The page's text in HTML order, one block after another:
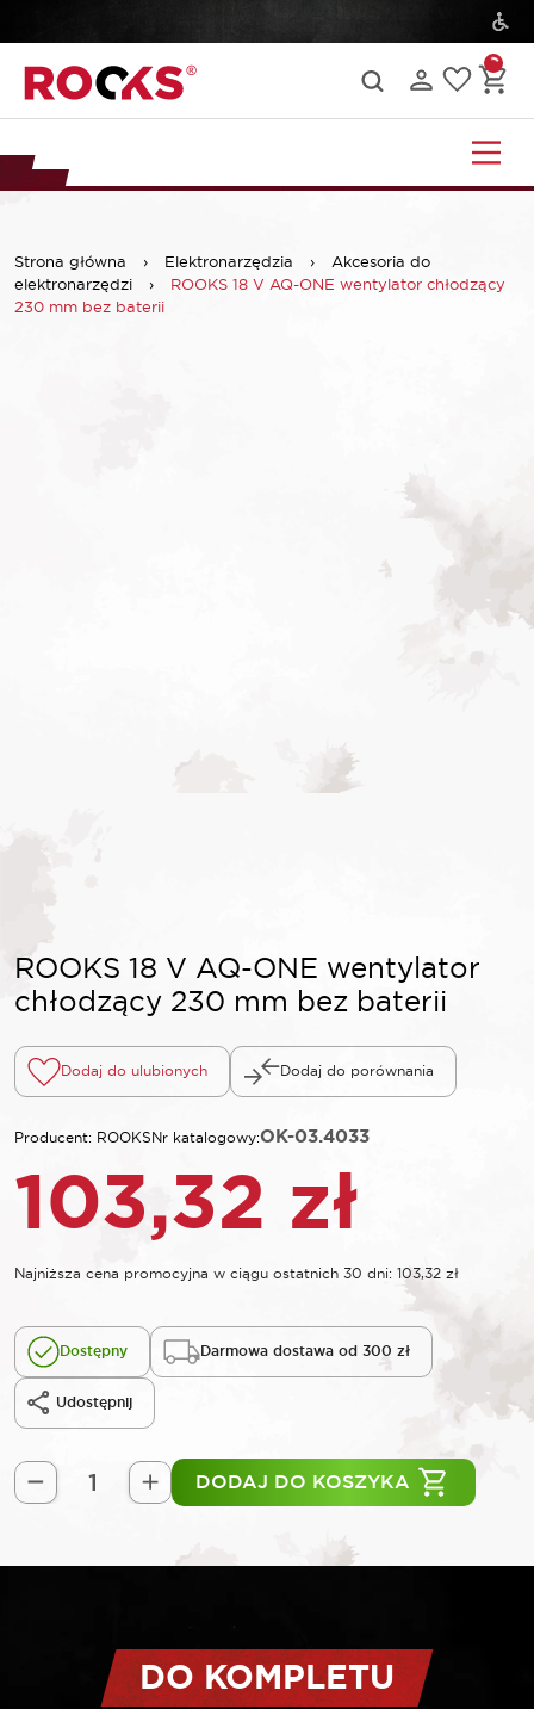
Strona główna › Elektronarzędzia ›
Akcesoria do
elektronarzędzi
›
ROOKS 18 V AQ-ONE wentylator chłodzący
230 mm bez baterii
ROOKS 18 V AQ-ONE wentylator
chłodzący 230 mm bez baterii
Dodaj do ulubionych Dodaj do porównania
Producent: ROOKSNr katalogowy:OK-03.4033
103,32 zł
Najniższa cena promocyjna w ciągu ostatnich 30 dni: 103,32 zł
Dostępny Darmowa dostawa od 300 zł
Udostępnij
ilość
wentylator
chłodzący
DODAJ DO KOSZYKA
DO KOMPLETU